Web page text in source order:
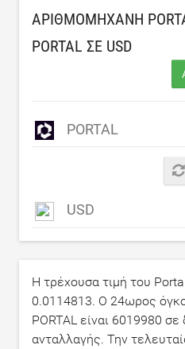
ΑΡΙΘΜΟΜΗΧΑΝΉ
PORTAL ΣΕ USD
PORTAL
USD
Η τρέχουσα τιμή του Portal
0.0114813. Ο 24ωρος
PORTAL είναι 6019980 σε
ανταλλαγής. Την